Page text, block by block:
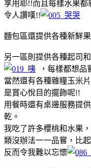
享用耶!!而且每樣水果都
令人讚嘆!!
麵包區還提供各種新鮮
另一區則提供各種起司
，每樣都想品
當然還有各種雜糧玉米
是賞心悅目的擺飾呢!!
用餐時還有桌邊服務提
乾。
我吃了許多櫻桃和水果
類沒辦法一一品嘗，比
反而令我難以忘懷